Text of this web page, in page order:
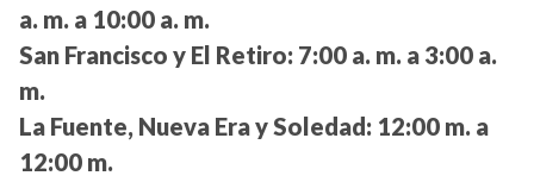
a. m. a 10:00 a. m.
San Francisco y El Retiro: 7:00 a. m. a 3:00 a.
m.
La Fuente, Nueva Era y Soledad: 12:00 m. a
12:00 m.